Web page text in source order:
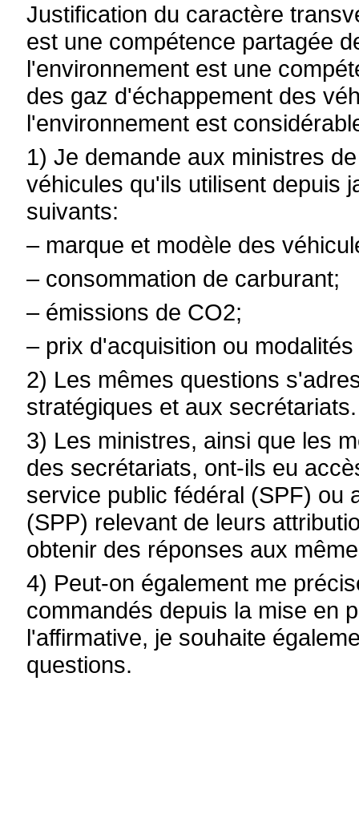
Justification du caractère
est une compétence partagée
l'environnement est une
des gaz d'échappement des
l'environnement est
1) Je demande aux ministres
véhicules qu'ils utilisent depuis
suivants:
– marque et modèle des
– consommation de carburant;
– émissions de CO2;
– prix d'acquisition ou
2) Les mêmes questions
stratégiques et aux secrétariats.
3) Les ministres, ainsi que les
des secrétariats, ont-ils eu
service public fédéral (SPF) ou
(SPP) relevant de leurs
obtenir des réponses aux
4) Peut-on également me
commandés depuis la mise en
l'affirmative, je souhaite
questions.